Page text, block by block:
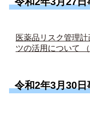
医薬品リスク管理
ツの活用について
令和2年3月30日